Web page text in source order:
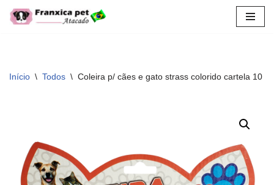
conteúdo
Início \ Todos \ Coleira p/ cães e gato strass colorido cartela 10